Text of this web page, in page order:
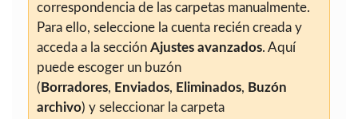
correspondencia de las carpetas manualmente.
Para ello, seleccione la cuenta recién creada y
acceda a la sección Ajustes avanzados. Aquí
puede escoger un buzón
( Borradores, Enviados, Eliminados, Buzón
archivo) y seleccionar la carpeta